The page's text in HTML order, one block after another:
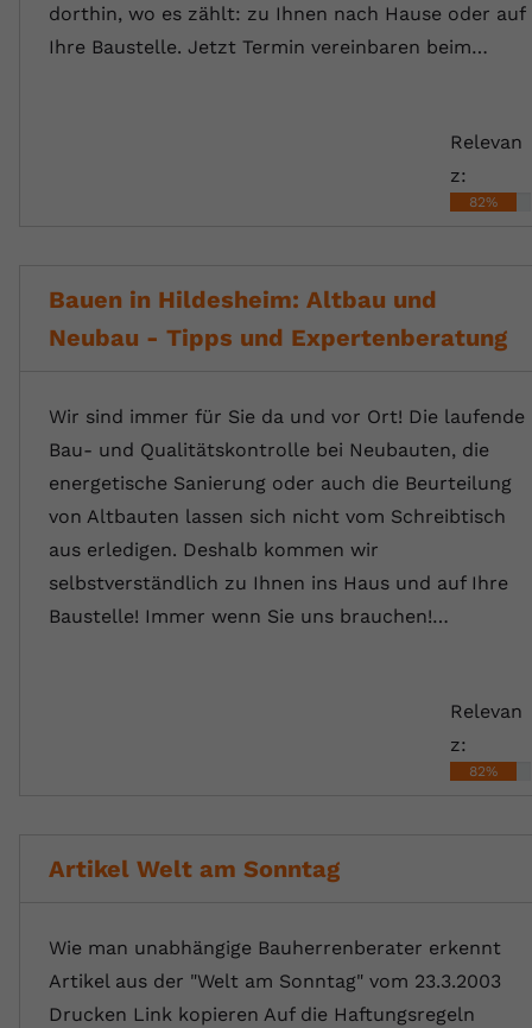
dorthin, wo es zählt: zu Ihnen nach Hause oder auf
Ihre Baustelle. Jetzt Termin vereinbaren beim…
Relevan
z:
82%
Bauen in Hildesheim: Altbau und
Neubau - Tipps und Expertenberatung
Wir sind immer für Sie da und vor Ort! Die laufende
Bau- und Qualitätskontrolle bei Neubauten, die
energetische Sanierung oder auch die Beurteilung
von Altbauten lassen sich nicht vom Schreibtisch
aus erledigen. Deshalb kommen wir
selbstverständlich zu Ihnen ins Haus und auf Ihre
Baustelle! Immer wenn Sie uns brauchen!…
Relevan
z:
82%
Artikel Welt am Sonntag
Wie man unabhängige Bauherrenberater erkennt
Artikel aus der "Welt am Sonntag" vom 23.3.2003
Drucken Link kopieren Auf die Haftungsregeln